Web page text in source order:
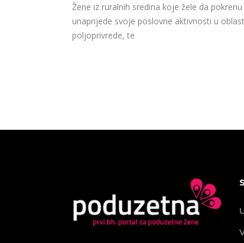
Žene iz ruralnih sredina koje žele da pokrenu
unaprijede svoje poslovne aktivnosti u
poljoprivrede, te